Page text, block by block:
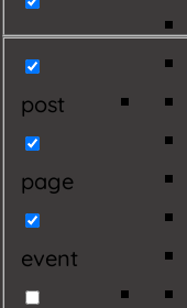
post
page
event